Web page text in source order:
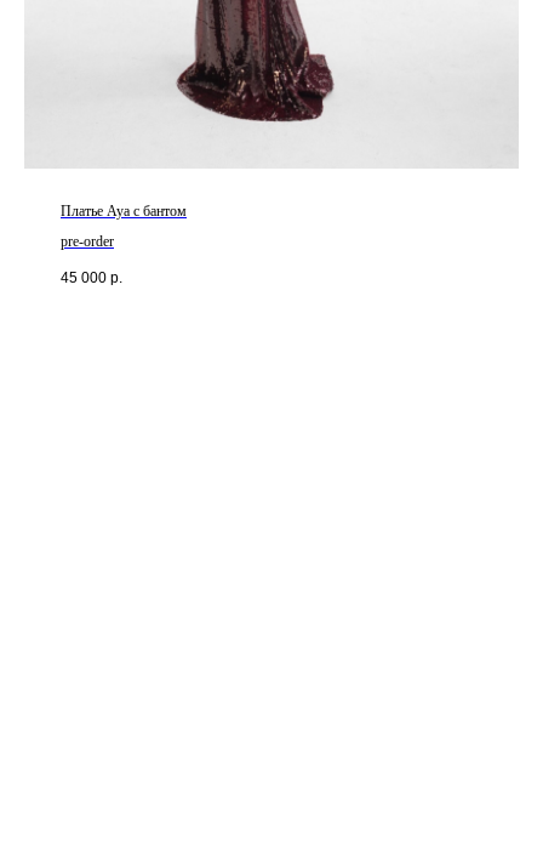
Платье Aya с бантом
pre-order
45 000 р.